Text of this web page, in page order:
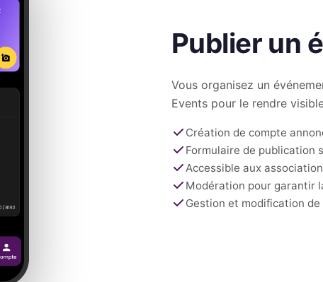
Publier un
Vous organisez un
Events pour le rendre
Création de compte
Formulaire de publication
Accessible aux
Modération pour garantir
Gestion et modification